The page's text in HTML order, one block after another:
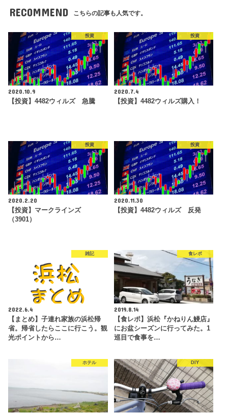
RECOMMEND こちらの記事も人気です。
投資
2020.10.9
【投資】4482ウィルズ 急騰
投資
2020.7.4
【投資】4482ウィルズ購入！
投資
2020.2.20
【投資】マークラインズ
（3901）
投資
2020.11.30
【投資】4482ウィルズ 反発
雑記
2022.6.4
【まとめ】子連れ家族の浜松帰
省。帰省したらここに行こう。観
光ポイントから…
食レポ
2019.8.14
【食レポ】浜松『かねりん鰻店』
にお盆シーズンに行ってみた。1
巡目で食事を…
ホテル DIY